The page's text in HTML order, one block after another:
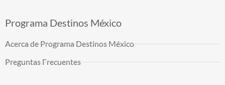
Programa Destinos México
Acerca de Programa Destinos México
Preguntas Frecuentes